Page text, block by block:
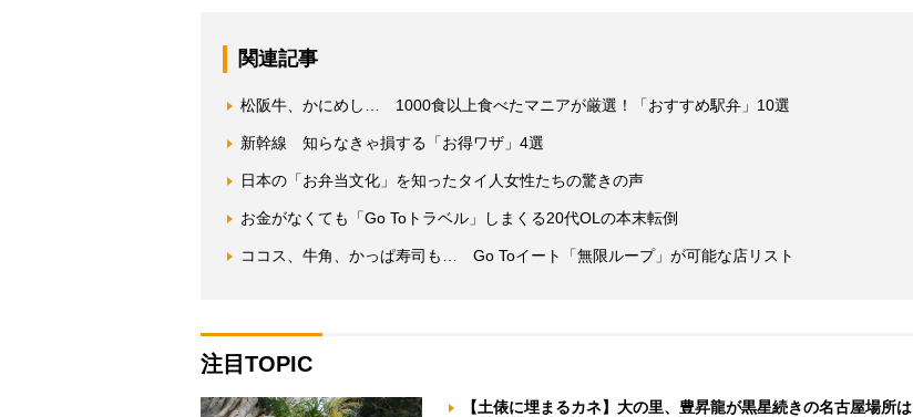
関連記事
松阪牛、かにめし… 1000食以上食べたマニアが厳選！「おすすめ駅弁」10選
新幹線 知らなきゃ損する「お得ワザ」4選
日本の「お弁当文化」を知ったタイ人女性たちの驚きの声
お金がなくても「Go Toトラベル」しまくる20代OLの本末転倒
ココス、牛角、かっぱ寿司も… Go Toイート「無限ループ」が可能な店リスト
注目TOPIC
【土俵に埋まるカネ】大の里、豊昇龍が黒星続きの名古屋場所は